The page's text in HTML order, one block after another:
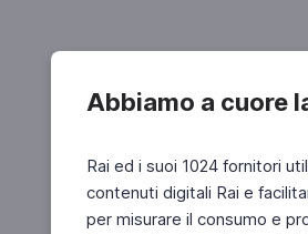
Abbiamo a cuore
Rai ed i suoi 1024 fornitori
contenuti digitali Rai e
per misurare il consumo e